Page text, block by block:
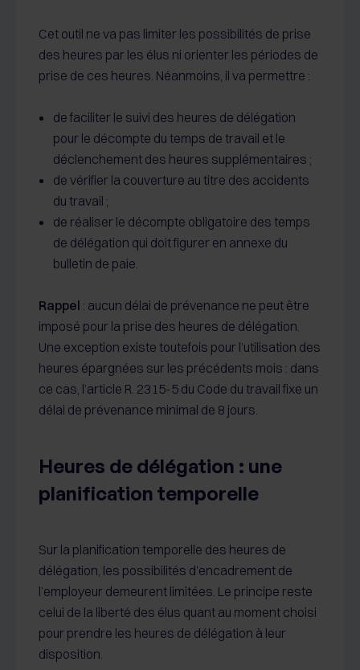
Cet outil ne va pas limiter les possibilités de prise
des heures par les élus ni orienter les périodes de
prise de ces heures. Néanmoins, il va permettre :
de faciliter le suivi des heures de délégation
pour le décompte du temps de travail et le
déclenchement des heures supplémentaires ;
de vérifier la couverture au titre des accidents
du travail ;
de réaliser le décompte obligatoire des temps
de délégation qui doit figurer en annexe du
bulletin de paie.
Rappel : aucun délai de prévenance ne peut être
imposé pour la prise des heures de délégation.
Une exception existe toutefois pour l’utilisation des
heures épargnées sur les précédents mois : dans
ce cas, l’article R. 2315-5 du Code du travail fixe un
délai de prévenance minimal de 8 jours.
Heures de délégation : une
planification temporelle
Sur la planification temporelle des heures de
délégation, les possibilités d’encadrement de
l’employeur demeurent limitées. Le principe reste
celui de la liberté des élus quant au moment choisi
pour prendre les heures de délégation à leur
disposition.